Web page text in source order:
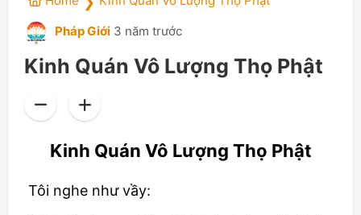
Pháp Giới 3 năm trước
Kinh Quán Vô Lượng Thọ Phật
Kinh Quán Vô Lượng Thọ Phật
Tôi nghe như vầy: